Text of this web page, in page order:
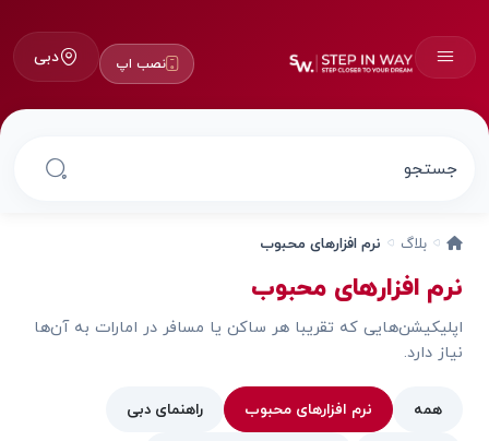
نصب اپ دبی
بلاگ نرم افزارهای محبوب
نرم افزارهای محبوب
اپلیکیشن‌هایی که تقریبا هر ساکن یا مسافر در امارات به آن‌ها
نیاز دارد.
همه نرم افزارهای محبوب
راهنمای دبی